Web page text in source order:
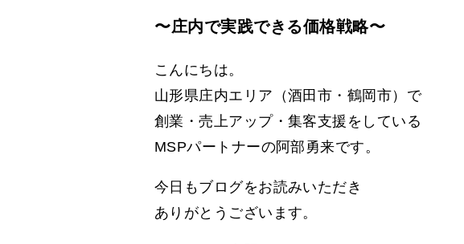
〜庄内で実践できる価格戦略〜
こんにちは。
山形県庄内エリア（酒田市・鶴岡市）で
創業・売上アップ・集客支援をしている
MSPパートナーの阿部勇来です。
今日もブログをお読みいただき
ありがとうございます。